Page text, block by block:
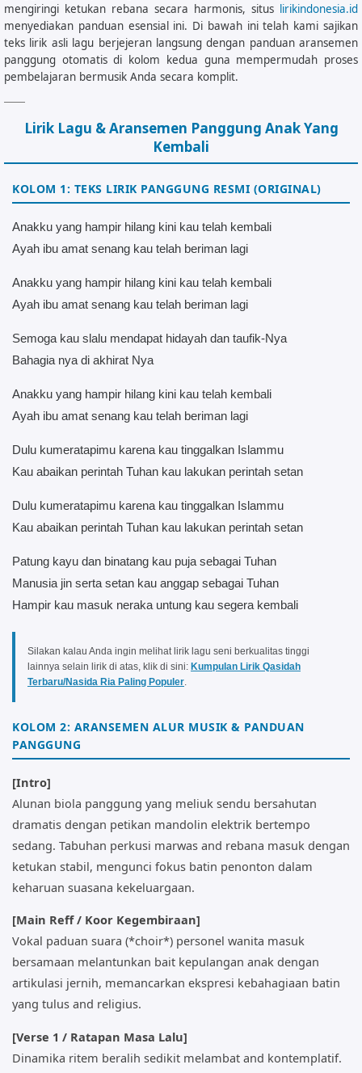
mengiringi ketukan rebana secara harmonis, situs lirikindonesia.id
menyediakan panduan esensial ini. Di bawah ini telah kami sajikan
teks lirik asli lagu berjejeran langsung dengan panduan aransemen
panggung otomatis di kolom kedua guna mempermudah proses
pembelajaran bermusik Anda secara komplit.
Lirik Lagu & Aransemen Panggung Anak Yang
Kembali
KOLOM 1: TEKS LIRIK PANGGUNG RESMI (ORIGINAL)
Anakku yang hampir hilang kini kau telah kembali
Ayah ibu amat senang kau telah beriman lagi
Anakku yang hampir hilang kini kau telah kembali
Ayah ibu amat senang kau telah beriman lagi
Semoga kau slalu mendapat hidayah dan taufik-Nya
Bahagia nya di akhirat Nya
Anakku yang hampir hilang kini kau telah kembali
Ayah ibu amat senang kau telah beriman lagi
Dulu kumeratapimu karena kau tinggalkan Islammu
Kau abaikan perintah Tuhan kau lakukan perintah setan
Dulu kumeratapimu karena kau tinggalkan Islammu
Kau abaikan perintah Tuhan kau lakukan perintah setan
Patung kayu dan binatang kau puja sebagai Tuhan
Manusia jin serta setan kau anggap sebagai Tuhan
Hampir kau masuk neraka untung kau segera kembali
Silakan kalau Anda ingin melihat lirik lagu seni berkualitas tinggi
lainnya selain lirik di atas, klik di sini: Kumpulan Lirik Qasidah
Terbaru/Nasida Ria Paling Populer
KOLOM 2: ARANSEMEN ALUR MUSIK & PANDUAN
PANGGUNG
[Intro]
Alunan biola panggung yang meliuk sendu bersahutan
dramatis dengan petikan mandolin elektrik bertempo
sedang. Tabuhan perkusi marwas and rebana masuk dengan
ketukan stabil, mengunci fokus batin penonton dalam
keharuan suasana kekeluargaan.
[Main Reff / Koor Kegembiraan]
Vokal paduan suara (*choir*) personel wanita masuk
bersamaan melantunkan bait kepulangan anak dengan
artikulasi jernih, memancarkan ekspresi kebahagiaan batin
yang tulus and religius.
[Verse 1 / Ratapan Masa Lalu]
Dinamika ritem beralih sedikit melambat and kontemplatif.